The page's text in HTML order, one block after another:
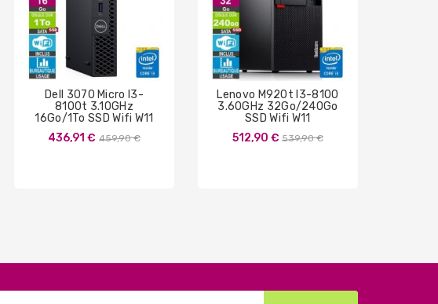
Dell 3070 Micro I3-
8100t 3.10GHz
16Go/1To SSD Wifi W11
436,91 € Prix
459,90 €
Lenovo M920t I3-8100
3.60GHz 32Go/240Go
SSD Wifi W11
512,90 € Prix
539,90 €